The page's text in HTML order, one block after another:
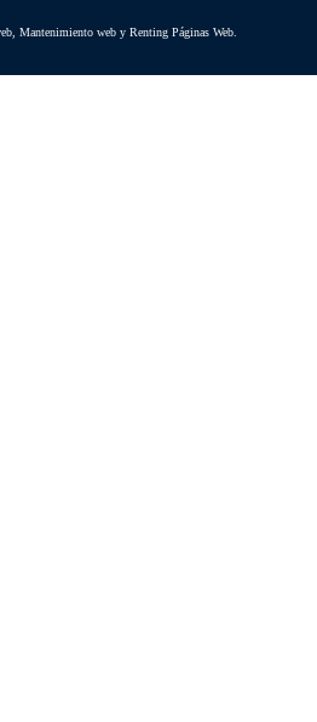
Mantenimiento web y Renting Páginas Web.